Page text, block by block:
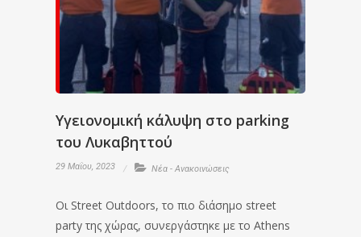
Υγειονομική κάλυψη στο parking
του Λυκαβηττού
29 Μαΐου, 2023 Νέα - Ανακοινώσεις
Οι Street Outdoors, το πιο διάσημο street
party της χώρας, συνεργάστηκε με το Athens